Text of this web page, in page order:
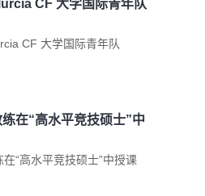
CF 大学国际青年队
CF 大学国际青年队
在“高水平竞技硕士”中
在“高水平竞技硕士”中授课